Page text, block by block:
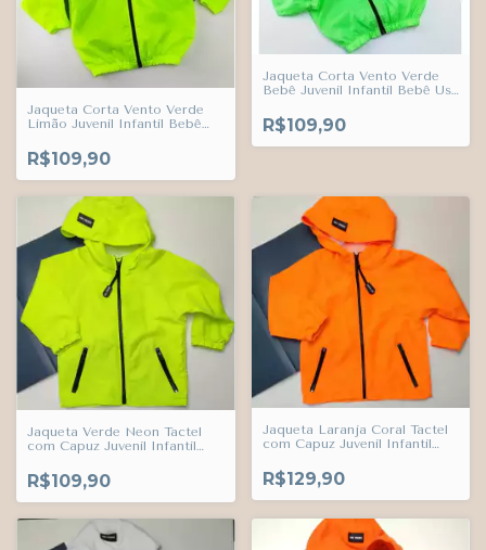
Jaqueta Corta Vento Verde
Limão Juvenil Infantil Bebê
R$109,90
Jaqueta Corta Vento Verde
Bebê Juvenil Infantil Bebê Use
R$109,90
Jaqueta Verde Neon Tactel
com Capuz Juvenil Infantil
R$109,90
Jaqueta Laranja Coral Tactel
com Capuz Juvenil Infantil
R$129,90